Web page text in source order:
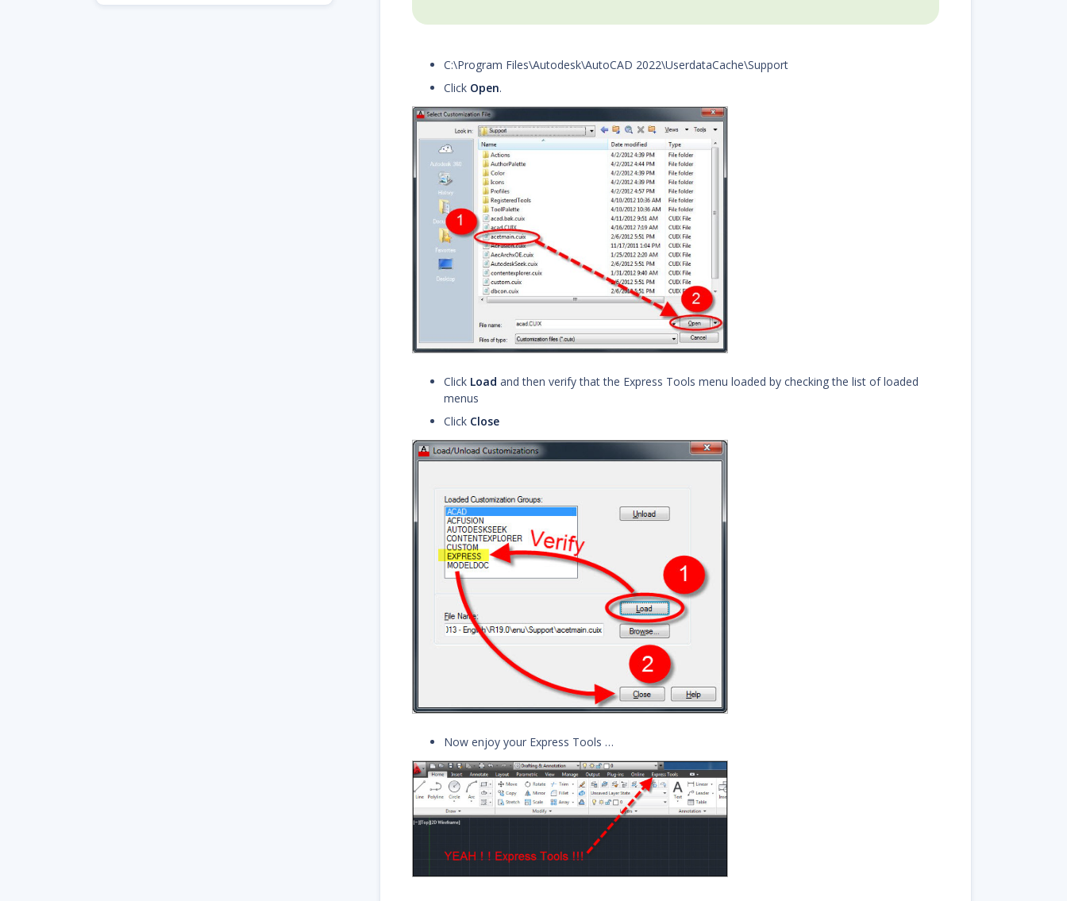
C:\Program Files\Autodesk\AutoCAD 2022\UserdataCache\Support
Click Open.
Click Load and then verify that the Express Tools menu loaded by checking the list of loaded
menus
Click Close
Now enjoy your Express Tools …